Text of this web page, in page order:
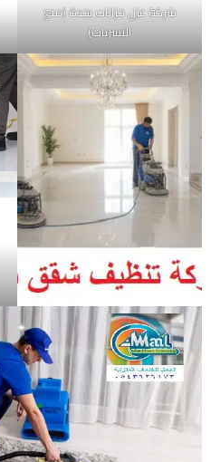
شركة عزل خزانات بجدة (منع
التسربات)